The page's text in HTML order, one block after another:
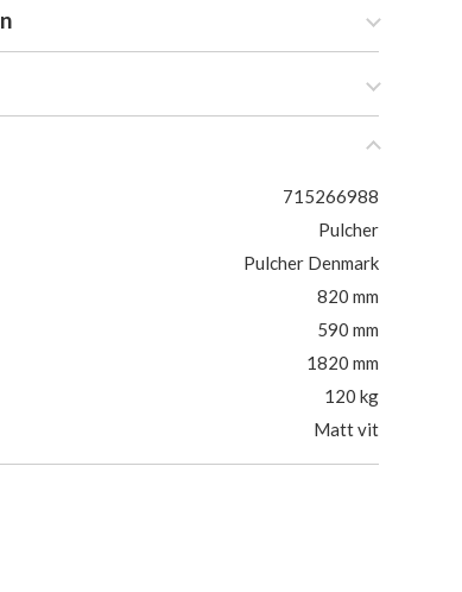
715266988
Pulcher
Pulcher Denmark
820 mm
590 mm
1820 mm
120 kg
Matt vit